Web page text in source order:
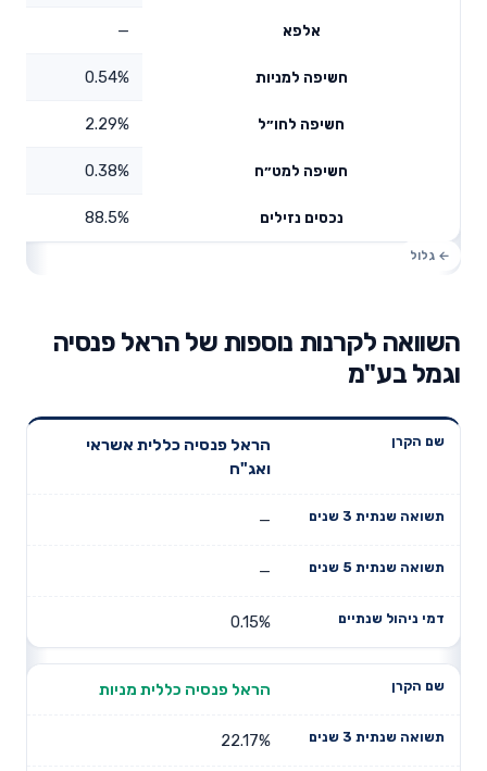
אלפא —
חשיפה למניות 0.54%
חשיפה לחו״ל 2.29%
חשיפה למט״ח 0.38%
נכסים נזילים 88.5%
השוואה לקרנות נוספות של הראל פנסיה
וגמל בע"מ
שנתית 3
תשואה
הראל פנסיה כללית אשראי
ואג"ח
—
—
0.15%
הראל פנסיה כללית מניות
22.17%